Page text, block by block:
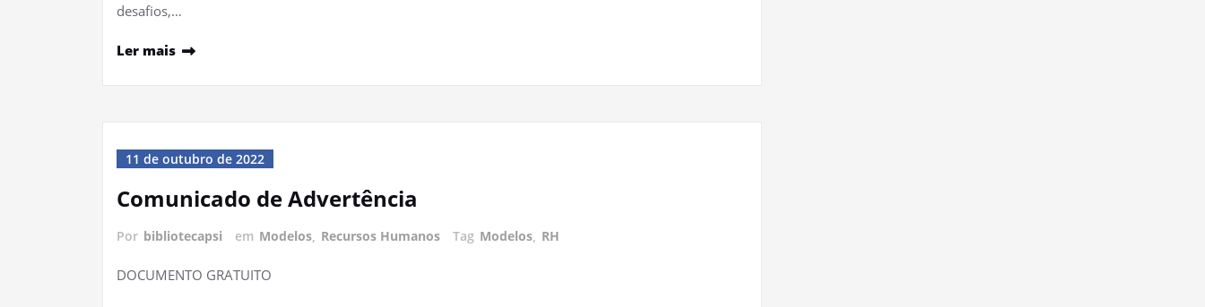
desafios,…
Ler mais
11 de outubro de 2022
Comunicado de Advertência
Por bibliotecapsi em Modelos, Recursos Humanos Tag Modelos, RH
DOCUMENTO GRATUITO